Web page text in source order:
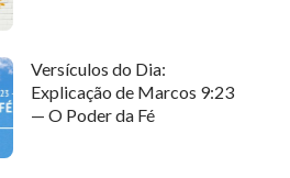
Versículos do Dia:
Explicação de Marcos 9:23
— O Poder da Fé